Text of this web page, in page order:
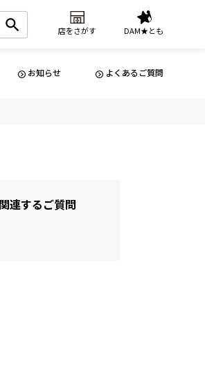
店をさがす DAM★とも
お知らせ よくあるご質問
関連するご質問